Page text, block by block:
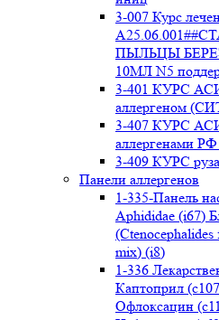
3-007 Курс
ПЫЛЬЦЫ
10МЛ N5
3-401 КУРС
аллергеном
3-407 КУРС
аллергенами
3-409 КУРС
Панели аллергенов
1-335-Панель
Aphididae (i67)
mix) (i8)
1-336
Каптоприл
Офлоксацин